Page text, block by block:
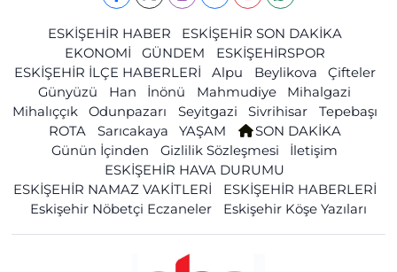
ESKİŞEHİR HABER
ESKİŞEHİR SON DAKİKA
EKONOMİ
GÜNDEM
ESKİŞEHİRSPOR
ESKİŞEHİR İLÇE HABERLERİ
Alpu Beylikova
Çifteler
Günyüzü
Han İnönü Mahmudiye
Mihalgazi
Mihalıççık
Odunpazarı Seyitgazi Sivrihisar
Tepebaşı
ROTA
Sarıcakaya YAŞAM
SON DAKİKA
Günün İçinden
Gizlilik Sözleşmesi
İletişim
ESKİŞEHİR HAVA DURUMU
ESKİŞEHİR NAMAZ VAKİTLERİ
ESKİŞEHİR HABERLERİ
Eskişehir Nöbetçi Eczaneler
Eskişehir Köşe Yazıları